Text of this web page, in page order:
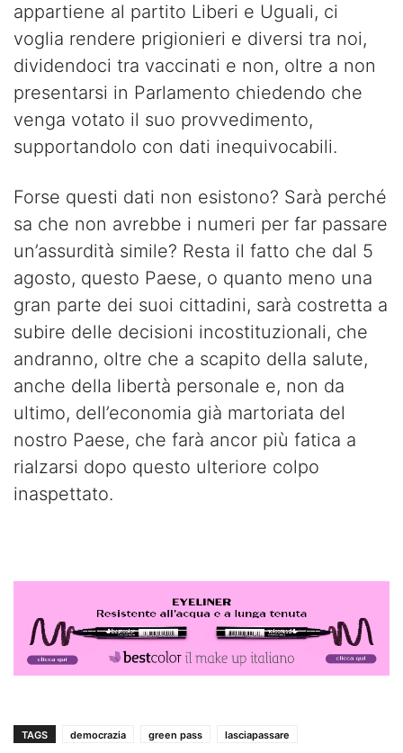
appartiene al partito Liberi e Uguali, ci
voglia rendere prigionieri e diversi tra noi,
dividendoci tra vaccinati e non, oltre a non
presentarsi in Parlamento chiedendo che
venga votato il suo provvedimento,
supportandolo con dati inequivocabili.
Forse questi dati non esistono? Sarà perché
sa che non avrebbe i numeri per far passare
un’assurdità simile? Resta il fatto che dal 5
agosto, questo Paese, o quanto meno una
gran parte dei suoi cittadini, sarà costretta a
subire delle decisioni incostituzionali, che
andranno, oltre che a scapito della salute,
anche della libertà personale e, non da
ultimo, dell’economia già martoriata del
nostro Paese, che farà ancor più fatica a
rialzarsi dopo questo ulteriore colpo
inaspettato.
TAGS democrazia green pass lasciapassare